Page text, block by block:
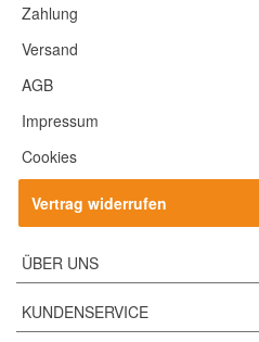
Zahlung
Versand
AGB
Impressum
Cookies
Vertrag widerrufen
ÜBER UNS
KUNDENSERVICE